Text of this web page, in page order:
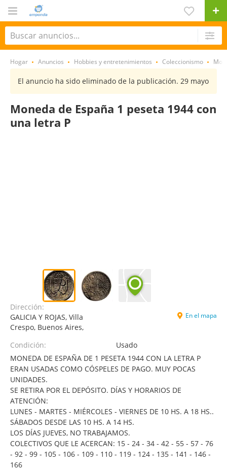
Hogar Anuncios Hobbies y entretenimientos Coleccionismo
El anuncio ha sido eliminado de la publicación. 29 mayo
Moneda de España 1 peseta 1944 con
una letra P
Dirección:
GALICIA Y ROJAS, Villa
Crespo, Buenos Aires,
En el mapa
Condición:
Usado
MONEDA DE ESPAÑA DE 1 PESETA 1944 CON LA LETRA P
ERAN USADAS COMO CÓSPELES DE PAGO. MUY POCAS
UNIDADES.
SE RETIRA POR EL DEPÓSITO. DÍAS Y HORARIOS DE
ATENCIÓN:
LUNES - MARTES - MIÉRCOLES - VIERNES DE 10 HS. A 18 HS..
SÁBADOS DESDE LAS 10 HS. A 14 HS.
LOS DÍAS JUEVES, NO TRABAJAMOS.
COLECTIVOS QUE LE ACERCAN: 15 - 24 - 34 - 42 - 55 - 57 - 76
- 92 - 99 - 105 - 106 - 109 - 110 - 119 - 124 - 135 - 141 - 146 -
166